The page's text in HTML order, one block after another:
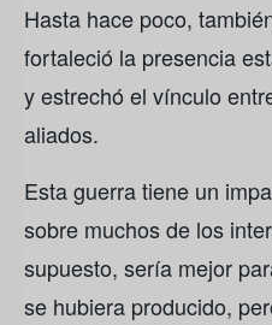
Hasta hace poco,
fortaleció la presencia
y estrechó el vínculo
aliados.
Esta guerra tiene un
sobre muchos de los
supuesto, sería mejor
se hubiera producido,